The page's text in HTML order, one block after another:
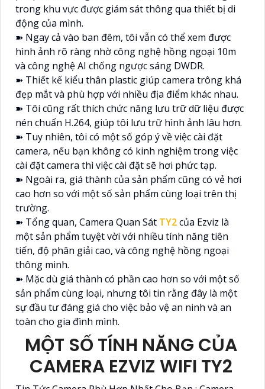
trong khu vực được giám sát thông qua thiết bị di
động của mình.
➽ Ngay cả vào ban đêm, tôi vẫn có thể xem được
hình ảnh rõ ràng nhờ công nghệ hồng ngoại 10m
và công nghệ AI chống ngược sáng DWDR.
➽ Thiết kế kiểu thân plastic giúp camera trông khá
đẹp mắt và phù hợp với nhiều địa điểm khác nhau.
➽ Tôi cũng rất thích chức năng lưu trữ dữ liệu được
nén chuẩn H.264, giúp tôi lưu trữ hình ảnh lâu hơn.
➽ Tuy nhiên, tôi có một số góp ý về việc cài đặt
camera, nếu bạn không có kinh nghiệm trong việc
cài đặt camera thì việc cài đặt sẽ hơi phức tạp.
➽ Ngoài ra, giá thành của sản phẩm cũng có vẻ hơi
cao hơn so với một số sản phẩm cùng loại trên thị
trường.
➽ Tổng quan, Camera Quan Sát TY2của Ezviz là
một sản phẩm tuyệt vời với nhiều tính năng tiên
tiến, độ phân giải cao, và công nghệ hồng ngoại
thông minh.
➽ Mặc dù giá thành có phần cao hơn so với một số
sản phẩm cùng loại, nhưng tôi tin rằng đây là một
sự đầu tư đáng giá cho việc bảo vệ an ninh và an
toàn cho gia đình mình.
MỘT SỐ TÍNH NĂNG CỦA
CAMERA EZVIZ WIFI TY2